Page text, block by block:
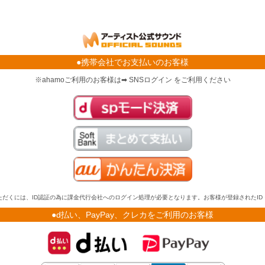
●携帯会社でお支払いのお客様
※ahamoご利用のお客様は➡ SNSログイン をご利用ください
くには、ID認証の為に課金代行会社へのログイン処理が必要となります。お客様が登録されたID
●d払い、PayPay、クレカをご利用のお客様